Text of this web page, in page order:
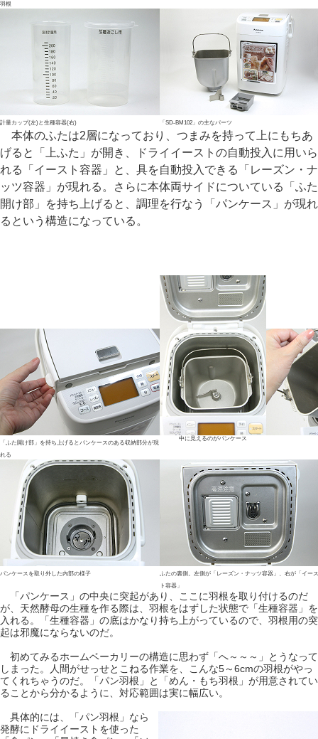
羽根
計量カップ(左)と生種容器(右) 「SD-BM102」の主なパーツ
本体のふたは2層になっており、つまみを持って上にもちあ
げると「上ふた」が開き、ドライイーストの自動投入に用いら
れる「イースト容器」と、具を自動投入できる「レーズン・ナ
ッツ容器」が現れる。さらに本体両サイドについている「ふた
開け部」を持ち上げると、調理を行なう「パンケース」が現れ
るという構造になっている。
「ふた開け部」を持ち上げるとパンケースのある収納部分が現
れる
中に見えるのがパンケース
パンケースを取り外した内部の様子
ふたの裏側。左側が「レーズン・ナッツ容器」、右が「イース
ト容器」
「パンケース」の中央に突起があり、ここに羽根を取り付けるのだ
が、天然酵母の生種を作る際は、羽根をはずした状態で「生種容器」を
入れる。「生種容器」の底はかなり持ち上がっているので、羽根用の突
起は邪魔にならないのだ。
初めてみるホームベーカリーの構造に思わず「へ～～～」とうなって
しまった。人間がせっせとこねる作業を、こんな5～6cmの羽根がやっ
てくれちゃうのだ。「パン羽根」と「めん・もち羽根」が用意されてい
ることから分かるように、対応範囲は実に幅広い。
具体的には、「パン羽根」なら
発酵にドライイーストを使った